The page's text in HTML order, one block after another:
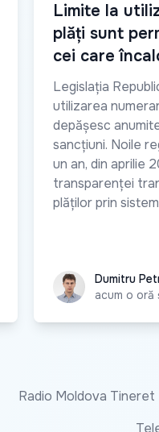
Limite la
plăți sunt
cei care
Legislația
utilizarea
depășesc
sancțiuni. Noile
un an, din aprilie
transparenței
plăților prin
DumitruDumitru
acum o oră
Radio Moldova Tineret